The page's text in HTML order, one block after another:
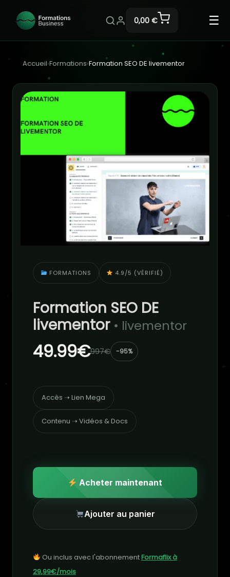
0,00 € ☰
Accueil›Formations›Formation SEO DE livementor
FORMATIONS 4.9/5 (VÉRIFIÉ)
Formation SEO DE
livementor • livementor
49.99€997€ -95%
Accès ➝ Lien Mega
Contenu ➝ Vidéos & Docs
Acheter maintenant
Ajouter au panier
Ou inclus avec l'abonnementFormaflix à
29,99€/mois